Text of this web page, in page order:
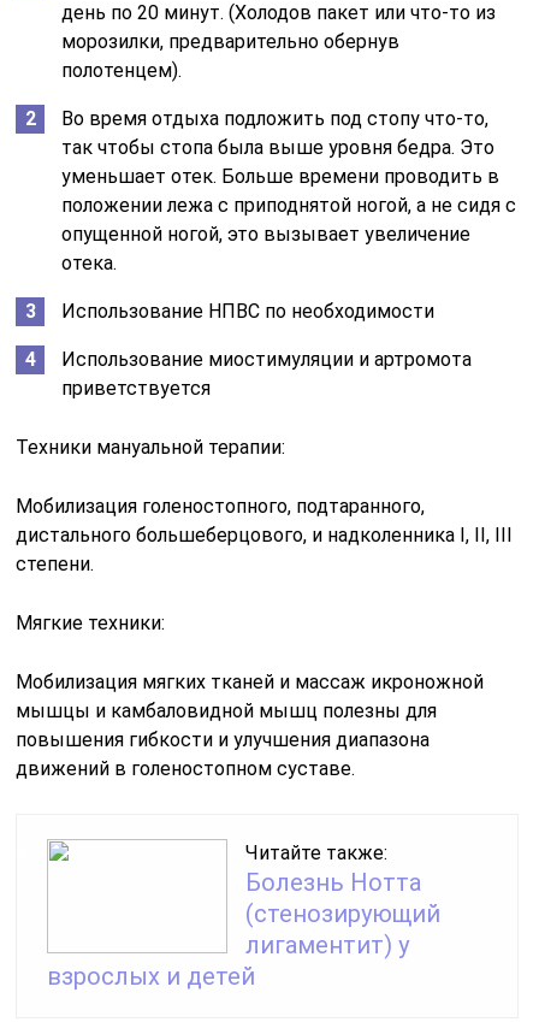
день по 20 минут. (Холодов пакет или что-то из
морозилки, предварительно обернув
полотенцем).
Во время отдыха подложить под стопу что-то,
так чтобы стопа была выше уровня бедра. Это
уменьшает отек. Больше времени проводить в
положении лежа с приподнятой ногой, а не сидя с
опущенной ногой, это вызывает увеличение
отека.
Использование НПВС по необходимости
Использование миостимуляции и артромота
приветствуется
Техники мануальной терапии:
Мобилизация голеностопного, подтаранного,
дистального большеберцового, и надколенника I, II, III
степени.
Мягкие техники:
Мобилизация мягких тканей и массаж икроножной
мышцы и камбаловидной мышц полезны для
повышения гибкости и улучшения диапазона
движений в голеностопном суставе.
Читайте также:
Болезнь Нотта
(стенозирующий
лигаментит) у
взрослых и детей